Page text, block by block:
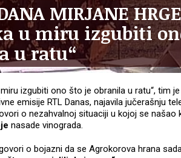
MIRJANE
u miru izgubiti
u ratu“
izgubiti ono što je obranila u ratu“, tim
emisije RTL Danas, najavila jučerašnju
o nezahvalnoj situaciji u kojoj se našao
nasade vinograda.
o bojazni da se Agrokorova hrana